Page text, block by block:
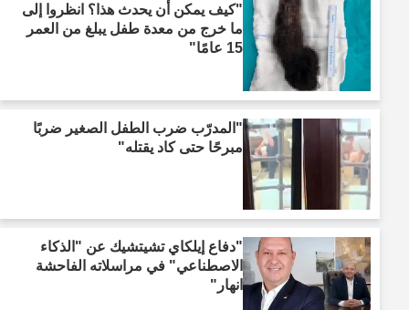
"كيف يمكن أن يحدث هذا؟ انظروا إلى
ما خرج من معدة طفل يبلغ من العمر
15 عامًا"
"المدرّب ضرب الطفل الصغير ضربًا
مبرحًا حتى كاد يقتله"
"دفاع إيلكاي تشيتشيك عن "الذكاء
الاصطناعي" في مراسلاته الفاحشة
انهار"